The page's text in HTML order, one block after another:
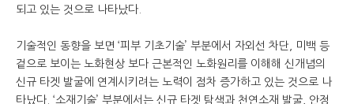
되고 있는 것으로 나타났다.
기술적인 동향을 보면 ‘피부 기초기술’ 부분에서 자외선 차단, 미백 등
겉으로 보이는 노화현상 보다 근본적인 노화원리를 이해해 신개념의
신규 타겟 발굴에 연계시키려는 노력이 점차 증가하고 있는 것으로 나
타났다. ‘소재기술’ 부분에서는 신규 타겟 탐색과 천연소재 발굴, 안정